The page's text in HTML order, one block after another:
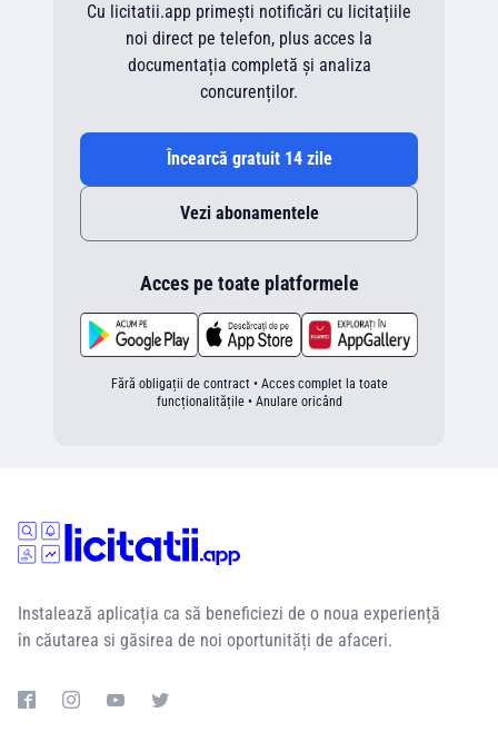
Cu licitatii.app primești notificări cu licitațiile
noi direct pe telefon, plus acces la
documentația completă și analiza
concurenților.
Încearcă gratuit 14 zile
Vezi abonamentele
Acces pe toate platformele
Fără obligații de contract • Acces complet la toate
funcționalitățile • Anulare oricând
Instalează aplicația ca să beneficiezi de o noua experiență
în căutarea si găsirea de noi oportunități de afaceri.